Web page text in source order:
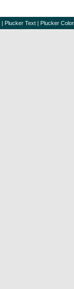
| Plucker Text | Plucker Color